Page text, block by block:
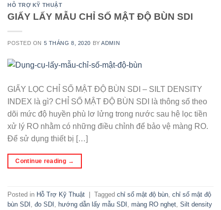
HỖ TRỢ KỸ THUẬT
GIẤY LẤY MẪU CHỈ SỐ MẬT ĐỘ BÙN SDI
POSTED ON 5 THÁNG 8, 2020 BYADMIN
GIẤY LỌC CHỈ SỐ MẬT ĐỘ BÙN SDI – SILT DENSITY
INDEX là gì? CHỈ SỐ MẬT ĐỘ BÙN SDI là thông số theo
dõi mức độ huyền phù lơ lửng trong nước sau hệ lọc tiền
xử lý RO nhằm có những điều chỉnh để bảo vệ màng RO.
Để sử dụng thiết bị […]
Continue reading →
Posted in Hỗ Trợ Kỹ Thuật Tagged chỉ số mật độ bùn, chỉ số mật độ
bùn SDI , đo SDI , hướng dẫn lấy mẫu SDI , màng RO nghẹt, Silt density